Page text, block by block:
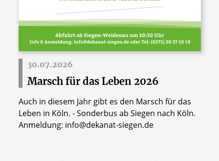
30.07.2026
Marsch für das Leben 2026
Auch in diesem Jahr gibt es den Marsch für das
Leben in Köln. - Sonderbus ab Siegen nach Köln.
Anmeldung: info@dekanat-siegen.de